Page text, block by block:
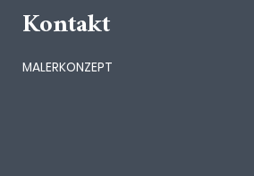
Kontakt
MALERKONZEPT